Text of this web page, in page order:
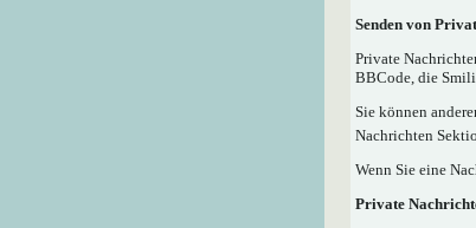
Senden von
Private
BBCode, die
Sie können
Nachrichten
Wenn Sie eine
Private